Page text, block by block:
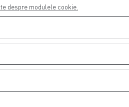
despre modulele cookie.